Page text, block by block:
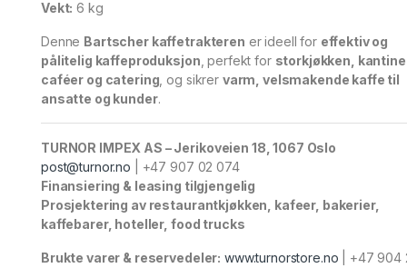
Vekt: 6 kg
Denne Bartscher kaffetrakteren er ideell for effektiv og
pålitelig kaffeproduksjon , perfekt for storkjøkken,
caféer og catering , og sikrer varm, velsmakende kaffe til
ansatte og kunder.
TURNOR IMPEX AS – Jerikoveien 18, 1067 Oslo
post@turnor.no | +47 907 02 074
Finansiering & leasing tilgjengelig
Prosjektering av restaurantkjøkken, kafeer, bakerier,
kaffebarer, hoteller, food trucks
Brukte varer & reservedeler: www.turnorstore.no | +47 904